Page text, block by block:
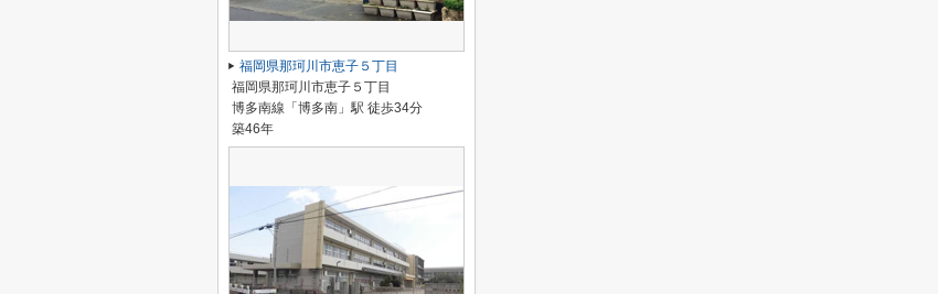
福岡県那珂川市恵子５丁目
福岡県那珂川市恵子５丁目
博多南線「博多南」駅 徒歩34分
築46年